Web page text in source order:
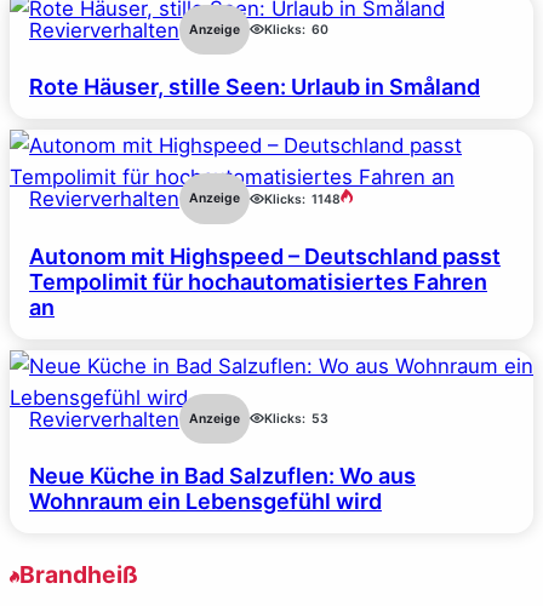
Revierverhalten Anzeige Klicks: 60
Rote Häuser, stille Seen: Urlaub in Småland
Revierverhalten Anzeige Klicks: 1148
Autonom mit Highspeed – Deutschland passt
Tempolimit für hochautomatisiertes Fahren
an
Revierverhalten Anzeige Klicks: 53
Neue Küche in Bad Salzuflen: Wo aus
Wohnraum ein Lebensgefühl wird
Brandheiß